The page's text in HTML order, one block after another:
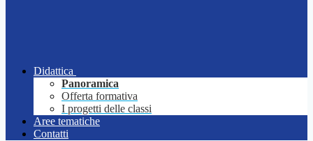
Didattica
Panoramica
Offerta formativa
I progetti delle classi
Aree tematiche
Contatti